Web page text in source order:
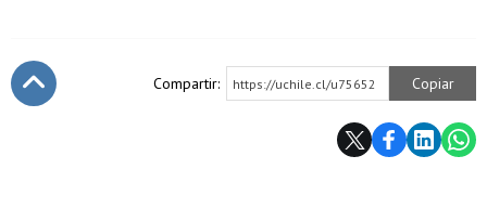
Compartir: https://uchile.cl/u75652 Copiar